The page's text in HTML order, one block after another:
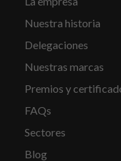
Nuestra historia
Delegaciones
Nuestras marcas
Premios y
FAQs
Sectores
Blog